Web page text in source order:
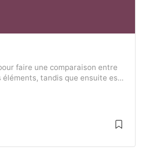
faire une comparaison entre
éléments, tandis que ensuite es...